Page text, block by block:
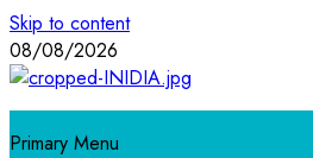
Skip to content
08/08/2026
Primary Menu